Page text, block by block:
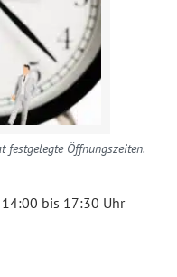
festgelegte Öffnungszeiten.
bis 17:30 Uhr